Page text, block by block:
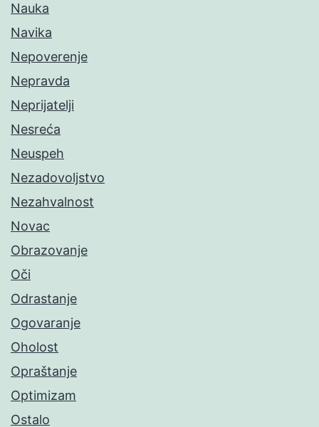
Nauka
Navika
Nepoverenje
Nepravda
Neprijatelji
Nesreća
Neuspeh
Nezadovoljstvo
Nezahvalnost
Novac
Obrazovanje
Oči
Odrastanje
Ogovaranje
Oholost
Opraštanje
Optimizam
Ostalo